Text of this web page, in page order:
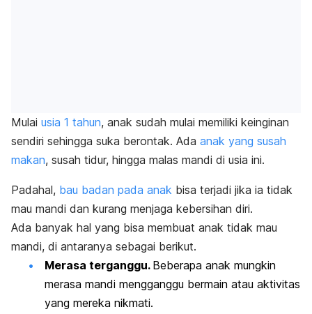
Mulai usia 1 tahun, anak sudah mulai memiliki keinginan
sendiri sehingga suka berontak. Ada anak yang susah
makan, susah tidur, hingga malas mandi di usia ini.
Padahal, bau badan pada anak bisa terjadi jika ia tidak
mau mandi dan kurang menjaga kebersihan diri.
Ada banyak hal yang bisa membuat anak tidak mau
mandi, di antaranya sebagai berikut.
Merasa terganggu. Beberapa anak mungkin
merasa mandi mengganggu bermain atau aktivitas
yang mereka nikmati.